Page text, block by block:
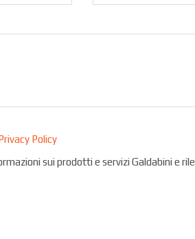
Policy
sui prodotti e servizi Galdabini e